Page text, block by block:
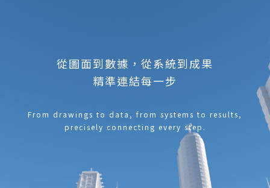
從圖面到數據，從系統到成果
精準連結每一步
From drawings to data, from systems to results,
precisely connecting every step.